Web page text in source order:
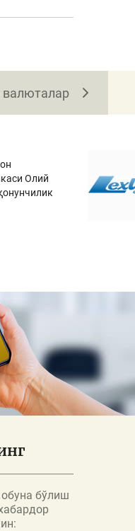
валюталар
Олий
бўлиш